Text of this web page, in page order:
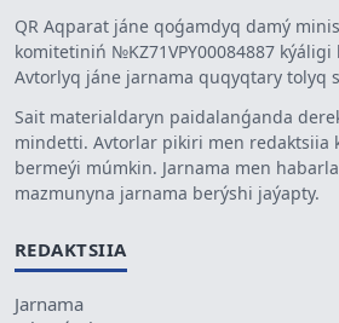
QR Aqparat jáne qoǵamdyq damý
komitetiniń №KZ71VPY00084887
Avtorlyq jáne jarnama quqyqtary tolyq
Sait materialdaryn paidalanǵanda
mindetti. Avtorlar pikiri men redaktsiia
bermeýi múmkin. Jarnama men
mazmunyna jarnama berýshi jaýapty.
REDAKTSIIA
Jarnama